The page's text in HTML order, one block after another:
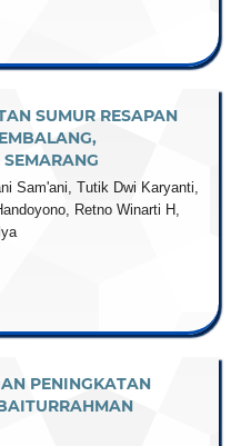
SUMUR RESAPAN
Sam'ani, Tutik Dwi Karyanti,
Retno Winarti H,
PENINGKATAN